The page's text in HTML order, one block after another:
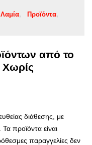
Λαμία
Προϊόντα
από το
διάθεσης, με
προϊόντα είναι
παραγγελίες δεν